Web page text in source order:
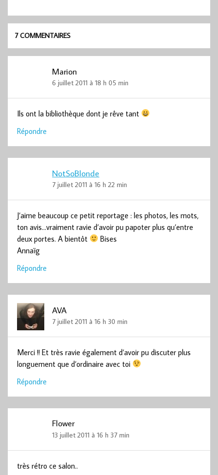
7 COMMENTAIRES
Marion
6 juillet 2011 à 18 h 05 min
Ils ont la bibliothèque dont je rêve tant
Répondre
NotSoBlonde
7 juillet 2011 à 16 h 22 min
J’aime beaucoup ce petit reportage : les photos, les mots,
ton avis…vraiment ravie d’avoir pu papoter plus qu’entre
deux portes. A bientôt
Bises
Annaïg
Répondre
AVA
7 juillet 2011 à 16 h 30 min
Merci !! Et très ravie également d’avoir pu discuter plus
longuement que d’ordinaire avec toi
Répondre
Flower
13 juillet 2011 à 16 h 37 min
très rétro ce salon..